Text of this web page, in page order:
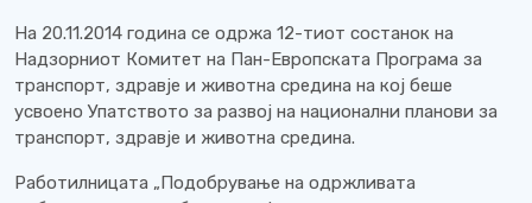
На 20.11.2014 година се одржа 12-тиот состанок на
Надзорниот Комитет на Пан-Европската Програма за
транспорт, здравје и животна средина на кој беше
усвоено Упатството за развој на национални планови за
транспорт, здравје и животна средина.
Работилницата „Подобрување на одржливата